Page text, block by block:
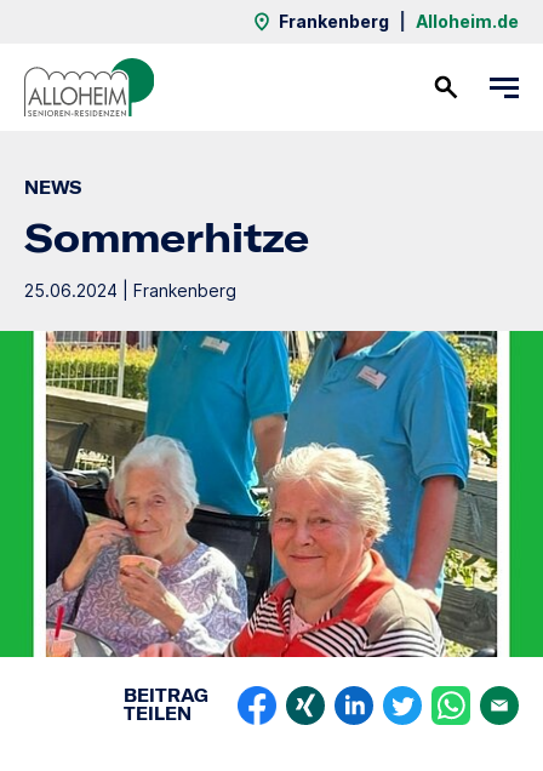
Frankenberg Alloheim.de
NEWS
Sommerhitze
25.06.2024 | Frankenberg
BEITRAG
TEILEN